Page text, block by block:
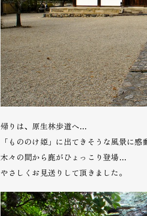
帰りは、原生林歩道へ…
「もののけ姫」に出てきそうな風景に感
木々の間から鹿がひょっこり登場…
やさしくお見送りして頂きました。